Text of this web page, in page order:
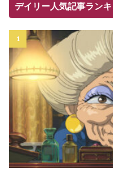
デイリー人気記事ラン